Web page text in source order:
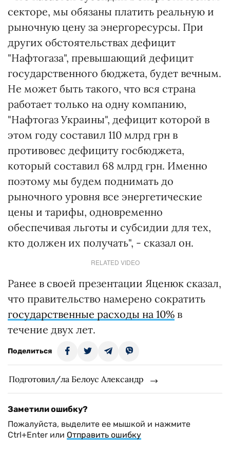
секторе, мы обязаны платить реальную и
рыночную цену за энергоресурсы. При
других обстоятельствах дефицит
"Нафтогаза", превышающий дефицит
государственного бюджета, будет вечным.
Не может быть такого, что вся страна
работает только на одну компанию,
"Нафтогаз Украины", дефицит которой в
этом году составил 110 млрд грн в
противовес дефициту госбюджета,
который составил 68 млрд грн. Именно
поэтому мы будем поднимать до
рыночного уровня все энергетические
цены и тарифы, одновременно
обеспечивая льготы и субсидии для тех,
кто должен их получать", - сказал он.
RELATED VIDEO
Ранее в своей презентации Яценюк сказал,
что правительство намерено сократить
государственные расходы на 10% в
течение двух лет.
Поделиться
Подготовил/ла Белоус Александр
Заметили ошибку?
Пожалуйста, выделите ее мышкой и нажмите
Ctrl+Enter или Отправить ошибку